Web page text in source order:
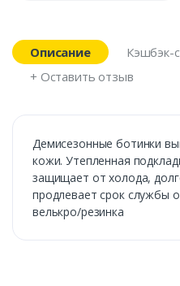
Описание
Кэшбэк-
+ Оставить отзыв
Демисезонные ботинки
кожи. Утепленная
защищает от холода,
продлевает срок службы
велькро/резинка